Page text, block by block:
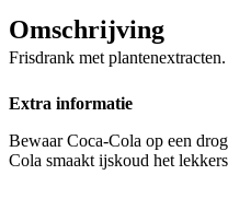
Omschrijving
Frisdrank met plantenextracten.
Extra informatie
Bewaar Coca-Cola op een
Cola smaakt ijskoud het